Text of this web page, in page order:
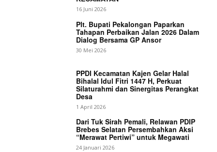
16 Juni 2026
Plt. Bupati Pekalongan Paparkan
Tahapan Perbaikan Jalan 2026 Dalam
Dialog Bersama GP Ansor
30 Mei 2026
PPDI Kecamatan Kajen Gelar Halal
Bihalal Idul Fitri 1447 H, Perkuat
Silaturahmi dan Sinergitas Perangkat
Desa
1 April 2026
Dari Tuk Sirah Pemali, Relawan PDIP
Brebes Selatan Persembahkan Aksi
“Merawat Pertiwi” untuk Megawati
24 Januari 2026